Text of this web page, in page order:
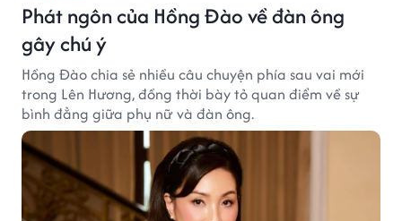
Phát ngôn của Hồng Đào về đàn ông
gây chú ý
Hồng Đào chia sẻ nhiều câu chuyện phía sau vai mới
trong Lên Hương, đồng thời bày tỏ quan điểm về sự
bình đẳng giữa phụ nữ và đàn ông.